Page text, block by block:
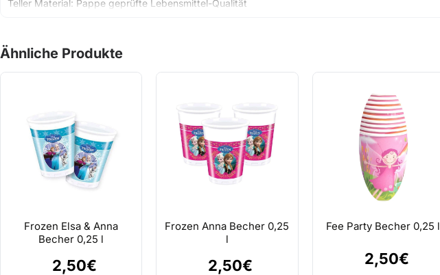
Teller Material: Pappe geprüfte Lebensmittel-Qualität
Ähnliche Produkte
Frozen Elsa & Anna
Becher 0,25 l
2,50€
Frozen Anna Becher 0,25
l
2,50€
Fee Party Becher 0,25 l
2,50€